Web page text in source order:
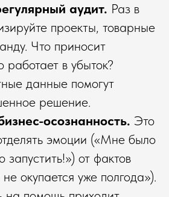
аудит. Раз в
проекты, товарные
Что приносит
работает в убыток?
данные помогут
решение.
осознанность. Это
эмоции («Мне было
запустить!») от фактов
окупается уже полгода»).